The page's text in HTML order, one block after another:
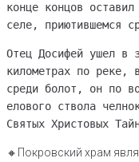
конце концов
селе, приютившемся
Отец Досифей ушел в
километрах по реке,
среди болот, он по
елового ствола
Святых Христовых
🔸️Покровский храм